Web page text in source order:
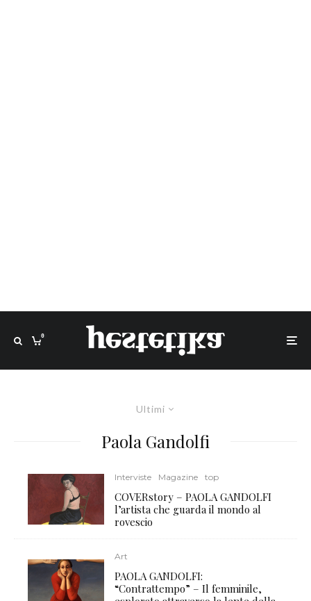
0
Ultimi
Paola Gandolfi
Interviste Magazine top
COVERstory – PAOLA GANDOLFI
l’artista che guarda il mondo al
rovescio
Art
PAOLA GANDOLFI:
“Contrattempo” – Il femminile,